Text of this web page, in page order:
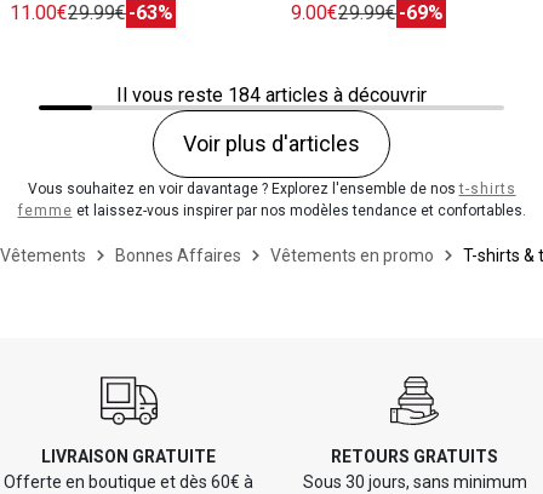
11.00€29.99€-63% 9.00€29.99€-69%
Il vous reste 184 articles à découvrir
Voir plus d'articles
Vous souhaitez en voir davantage ? Explorez l'ensemble de nost-shirts
femme et laissez-vous inspirer par nos modèles tendance et confortables.
Vêtements Bonnes Affaires Vêtements en promo T-shirts &
LIVRAISON GRATUITE
Offerte en boutique et dès 60€ à
RETOURS GRATUITS
Sous 30 jours, sans minimum